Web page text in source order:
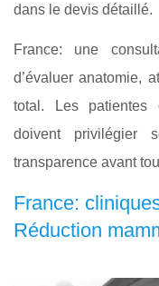
dans le devis détaillé.
France: une
d’évaluer anatomie,
total. Les patientes
doivent privilégier
transparence avant
France:
Réduction